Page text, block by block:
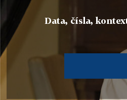
Data, čísla,